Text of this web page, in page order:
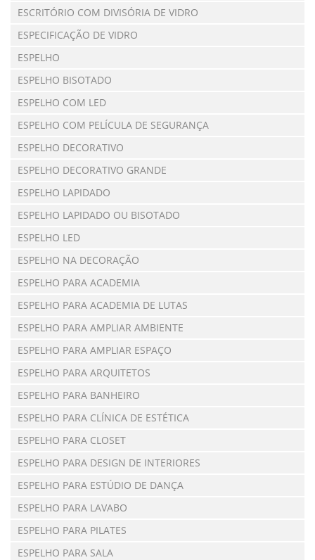
ESCRITÓRIO COM DIVISÓRIA DE VIDRO
ESPECIFICAÇÃO DE VIDRO
ESPELHO
ESPELHO BISOTADO
ESPELHO COM LED
ESPELHO COM PELÍCULA DE SEGURANÇA
ESPELHO DECORATIVO
ESPELHO DECORATIVO GRANDE
ESPELHO LAPIDADO
ESPELHO LAPIDADO OU BISOTADO
ESPELHO LED
ESPELHO NA DECORAÇÃO
ESPELHO PARA ACADEMIA
ESPELHO PARA ACADEMIA DE LUTAS
ESPELHO PARA AMPLIAR AMBIENTE
ESPELHO PARA AMPLIAR ESPAÇO
ESPELHO PARA ARQUITETOS
ESPELHO PARA BANHEIRO
ESPELHO PARA CLÍNICA DE ESTÉTICA
ESPELHO PARA CLOSET
ESPELHO PARA DESIGN DE INTERIORES
ESPELHO PARA ESTÚDIO DE DANÇA
ESPELHO PARA LAVABO
ESPELHO PARA PILATES
ESPELHO PARA SALA